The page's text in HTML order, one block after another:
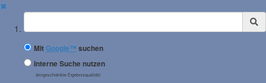
✖
Suchbegriff
MitGoogle™ suchen
Interne Suche nutzen
(eingeschränkte Ergebnisqualität)